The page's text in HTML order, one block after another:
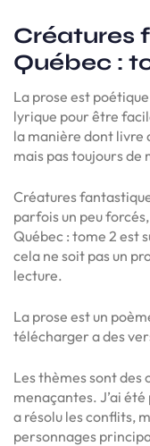
Créatures
Québec :
La prose est
lyrique pour être
la manière dont livre
mais pas toujours
Créatures
parfois un peu
Québec : tome 2 est
cela ne soit pas un
lecture.
La prose est un
télécharger a des
Les thèmes sont des
menaçantes. J’ai
a résolu les conflits,
personnages